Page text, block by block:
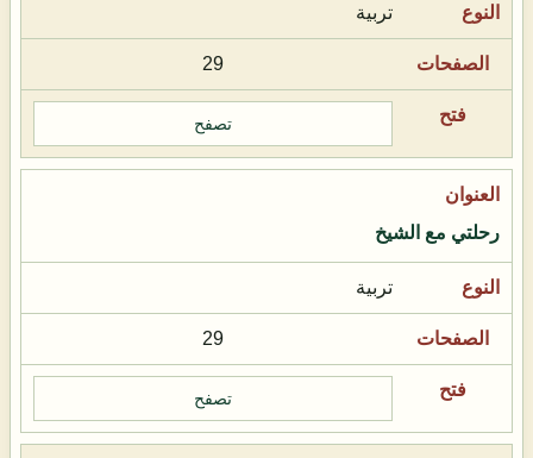
تربية
29
تصفح
رحلتي مع الشيخ
تربية
29
تصفح